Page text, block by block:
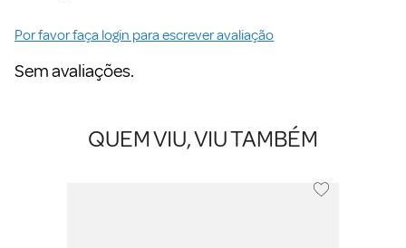
Por favor faça login para escrever avaliação
Sem avaliações.
QUEM VIU, VIU TAMBÉM